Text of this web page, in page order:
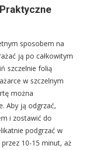
sposobem na
ją po całkowitym
szczelnie folią
w szczelnym
można
Aby ją odgrzać,
i zostawić do
podgrzać w
10-15 minut, aż